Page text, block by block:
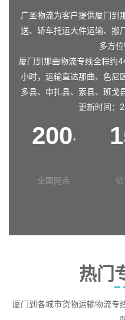
广圣物流为客户提供厦门到
送、轿车托运大件运输、搬
多方位
厦门到那曲物流专线全程约
小时，运输直达那曲、 色尼
多县、 申扎县、 索县、 班戈
更新时间：
200+
全国网点
热门
厦门到各城市货物运输物流专